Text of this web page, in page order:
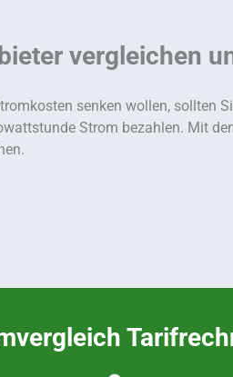
vergleichen
senken wollen, sollten
Strom bezahlen. Mit